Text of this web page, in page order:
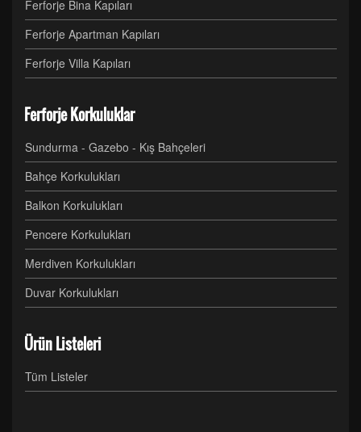
Ferforje Bina Kapıları
Ferforje Apartman Kapıları
Ferforje Villa Kapıları
Ferforje Korkuluklar
Sundurma - Gazebo - Kış Bahçeleri
Bahçe Korkulukları
Balkon Korkulukları
Pencere Korkulukları
Merdiven Korkulukları
Duvar Korkulukları
Ürün Listeleri
Tüm Listeler